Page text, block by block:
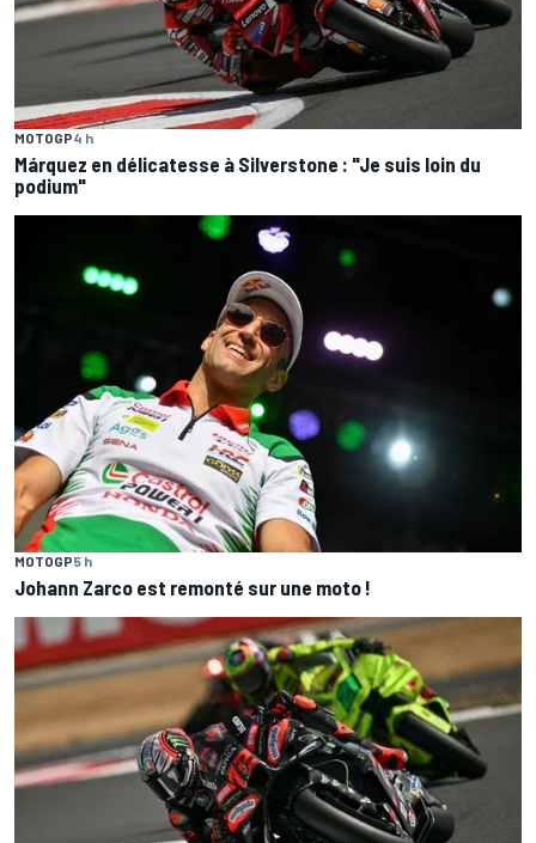
MOTOGP4 h
Márquez en délicatesse à Silverstone : "Je suis loin du
podium"
MOTOGP5 h
Johann Zarco est remonté sur une moto !